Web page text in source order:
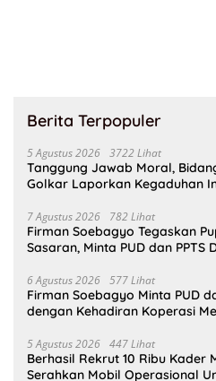
Berita Terpopuler
5 Agustus 2026 3722 Lihat
Tanggung Jawab Moral,
Golkar Laporkan Kegaduhan
7 Agustus 2026 782 Lihat
Firman Soebagyo Tegaskan
Sasaran, Minta PUD dan PPTS
6 Agustus 2026 577 Lihat
Firman Soebagyo Minta PUD
dengan Kehadiran Koperasi
5 Agustus 2026 447 Lihat
Berhasil Rekrut 10 Ribu Kader
Serahkan Mobil Operasional